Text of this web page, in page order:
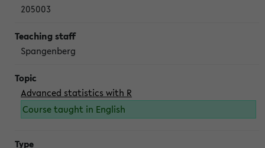
205003
Spangenberg
Advanced statistics with R
Course taught in English